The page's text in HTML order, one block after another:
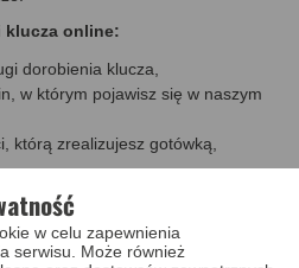
klucza online:
dorobienia klucza,
w którym pojawisz się w naszym
którą zrealizujesz gotówką,
informacje: model pojazdu,
(benzyna, diesel itp.)
które posiada Twój klucz.
w celu zapewnienia
serwisu. Może również